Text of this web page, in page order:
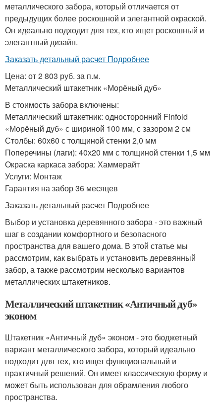
металлического забора, который отличается от
предыдущих более роскошной и элегантной окраской.
Он идеально подходит для тех, кто ищет роскошный и
элегантный дизайн.
Заказать детальный расчет Подробнее
Цена: от 2 803 руб. за п.м.
Металлический штакетник «Морёный дуб»
В стоимость забора включены:
Металлический штакетник: односторонний Finfold
«Морёный дуб» с шириной 100 мм, с зазором 2 см
Столбы: 60х60 с толщиной стенки 2,0 мм
Поперечины (лаги): 40х20 мм с толщиной стенки 1,5 мм
Окраска каркаса забора: Хаммерайт
Услуги: Монтаж
Гарантия на забор 36 месяцев
Заказать детальный расчет Подробнее
Выбор и установка деревянного забора - это важный
шаг в создании комфортного и безопасного
пространства для вашего дома. В этой статье мы
рассмотрим, как выбрать и установить деревянный
забор, а также рассмотрим несколько вариантов
металлических штакетников.
Металлический штакетник «Античный дуб»
эконом
Штакетник «Античный дуб» эконом - это бюджетный
вариант металлического забора, который идеально
подходит для тех, кто ищет функциональный и
практичный решений. Он имеет классическую форму и
может быть использован для обрамления любого
пространства.